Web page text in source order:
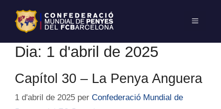
Dia: 1 d'abril de 2025
Capítol 30 – La Penya Anguera
1 d'abril de 2025 per Confederació Mundial de